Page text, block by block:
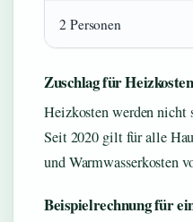
2 Personen
Zuschlag für
Heizkosten werden nicht
Seit 2020 gilt für alle
und Warmwasserkosten
Beispielrechnung für